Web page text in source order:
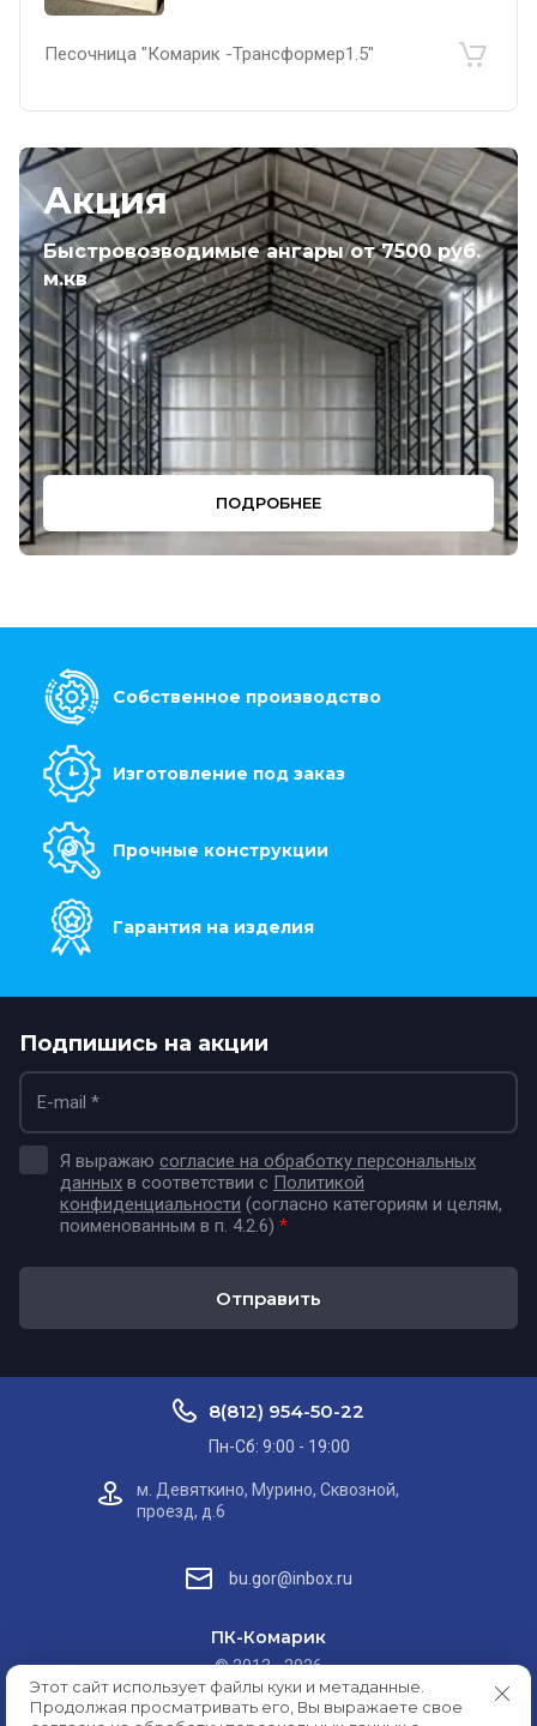
Песочница "Комарик -Трансформер1.5"
Акция
Быстровозводимые ангары от 7500 руб.
м.кв
ПОДРОБНЕЕ
Собственное производство
Изготовление под заказ
Прочные конструкции
Гарантия на изделия
Подпишись на акции
Я выражаю согласие на обработку персональных
данных в соответствии с Политикой
конфиденциальности (согласно категориям и целям,
поименованным в п. 4.2.6) *
Отправить
ПК-Комарик
© 2013 - 2026
Политика конфиденциальности
8(812) 954-50-22
Пн-Сб: 9:00 - 19:00
м. Девяткино, Мурино, Сквозной,
проезд, д.6
bu.gor@inbox.ru
Этот сайт использует файлы куки и метаданные.
Продолжая просматривать его, Вы выражаете свое